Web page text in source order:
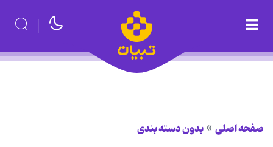
صفحه اصلی بدون دسته بندی